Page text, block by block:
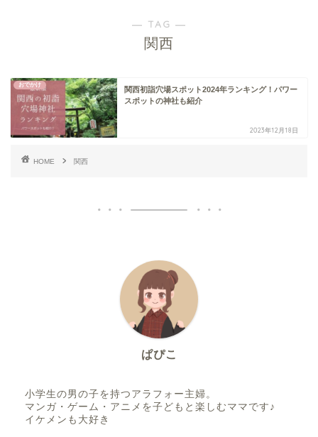
― TAG ―
関西
おでかけ
関西初詣穴場スポット2024年ランキング！パワー
スポットの神社も紹介
2023年12月18日
HOME 関西
ぱぴこ
小学生の男の子を持つアラフォー主婦。
マンガ・ゲーム・アニメを子どもと楽しむママです♪
イケメンも大好き